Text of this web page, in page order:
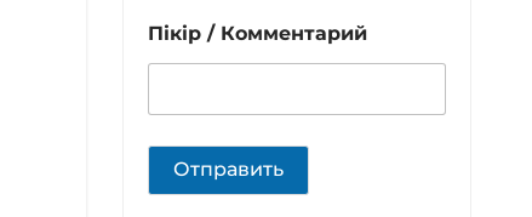
Пікір / Комментарий
Отправить